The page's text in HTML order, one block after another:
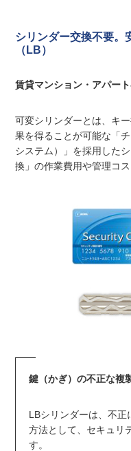
シリンダー交換不要。
（LB）
賃貸マンション・アパー
可変シリンダーとは、キ
果を得ることが可能な「
システム）」を採用した
換」の作業費用や管理コ
鍵（かぎ）の不正な複
LBシリンダーは、不正
方法として、セキュリ
す。